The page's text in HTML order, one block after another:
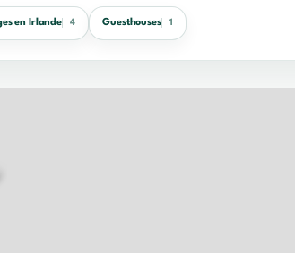
en Irlande 4 Guesthouses 1